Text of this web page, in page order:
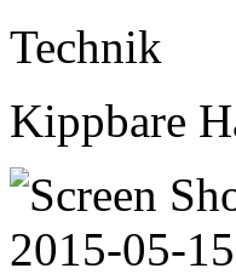
Technik
Kippbare